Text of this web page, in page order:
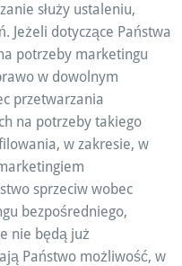
służy ustaleniu,
Jeżeli dotyczące Państwa
potrzeby marketingu
w dowolnym
przetwarzania
na potrzeby takiego
w zakresie, w
sprzeciw wobec
bezpośredniego,
nie będą już
Państwo możliwość, w